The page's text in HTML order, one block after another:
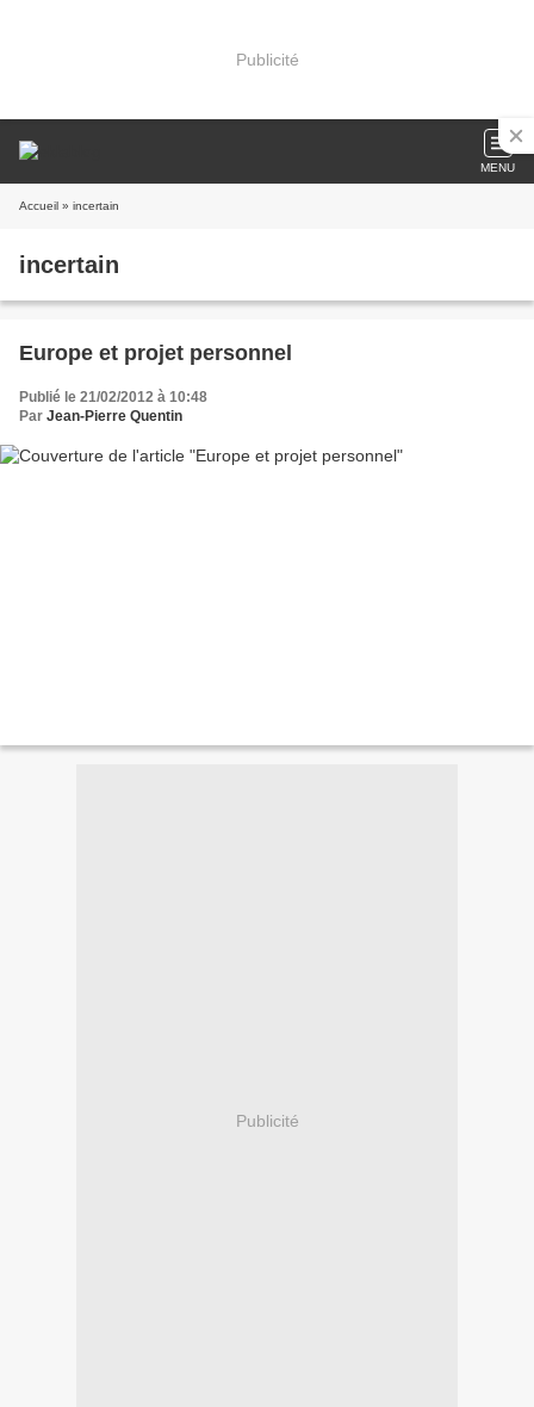
Publicité
MENU
Accueil » incertain
incertain
Europe et projet personnel
Publié le 21/02/2012 à 10:48
Par Jean-Pierre Quentin
Publicité